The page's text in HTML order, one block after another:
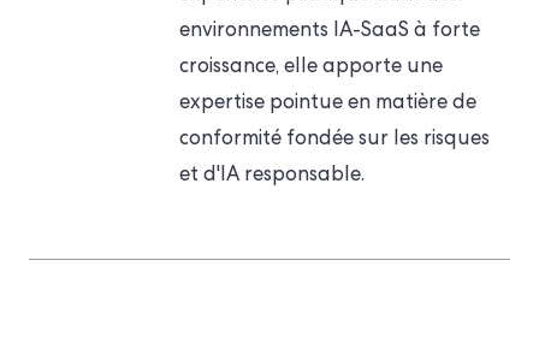
environnements IA-SaaS à forte
croissance, elle apporte une
expertise pointue en matière de
conformité fondée sur les risques
et d'IA responsable.